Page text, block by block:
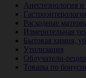
Анестезиология
Расходные
Измерительная
Бытовая химия,
Утилизация
Облучатели-
Товары по